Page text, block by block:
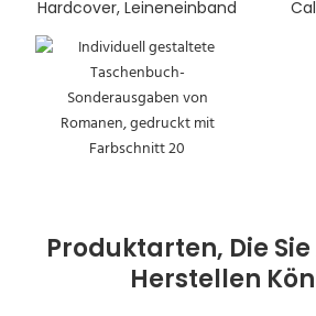
Hardcover, Leineneinband
Produktarten, Die
Herstellen